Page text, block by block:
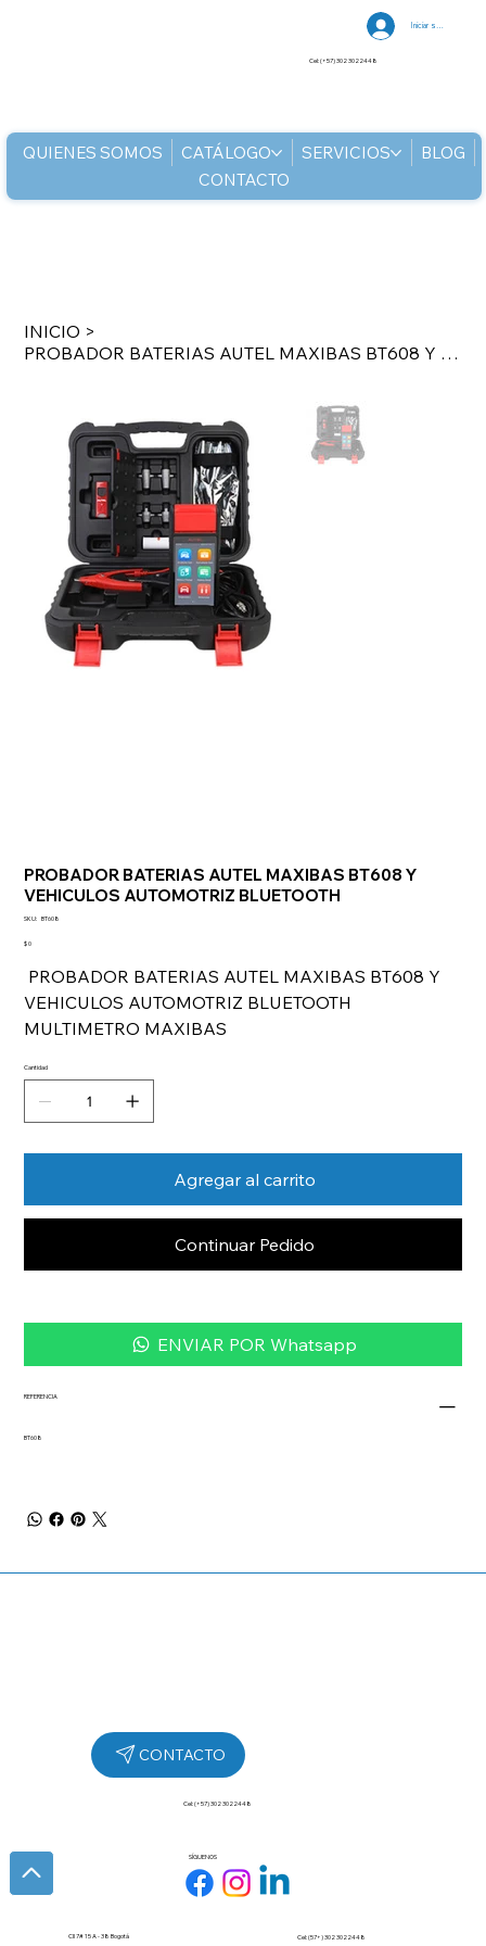
QUIENES SOMOS CATÁLOGO SERVICIOS
BLOG
CONTACTO
Iniciar sesión
Cel: (+57) 302 3022448
INICIO >
PROBADOR BATERIAS AUTEL MAXIBAS BT608 Y VEHICULOS AUTOMOTRIZ BLUETOOTH
PROBADOR BATERIAS AUTEL MAXIBAS BT608 Y
VEHICULOS AUTOMOTRIZ BLUETOOTH
SKU: SKU
BT608
Precio
$ 0
PROBADOR BATERIAS AUTEL MAXIBAS BT608 Y
VEHICULOS AUTOMOTRIZ BLUETOOTH
MULTIMETRO MAXIBAS
Cantidad
Agregar al carrito
Continuar Pedido
ENVIAR POR Whatsapp
REFERENCIA
BT608
SÍGUENOS
Cel: (+57) 302 3022448
Cll 7# 15 A - 38 Bogotá Cel: (57+) 302 3022448